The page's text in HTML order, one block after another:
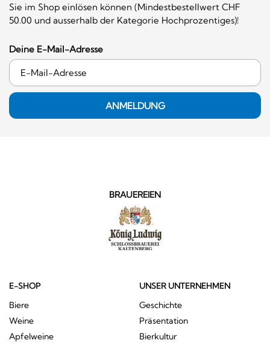
Sie im Shop einlösen können (Mindestbestellwert CHF
50.00 und ausserhalb der Kategorie Hochprozentiges)!
Deine E-Mail-Adresse
ANMELDUNG
BRAUEREIEN
E-SHOP
Biere
Weine
Apfelweine
UNSER UNTERNEHMEN
Geschichte
Präsentation
Bierkultur